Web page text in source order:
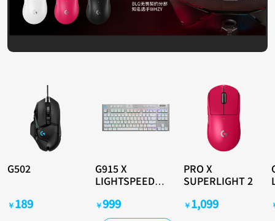
G502
￥189
G915 X
LIGHTSPEED
GX-T）
￥999
PRO X
SUPERLIGHT 2
￥1,099